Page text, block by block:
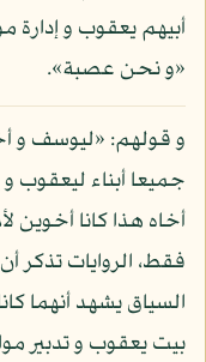
أبيهم يعقوب و إدارة
«و نحن عصبة».
و قولهم: «ليوسف و
جميعا أبناء ليعقوب
أخاه هذا كانا أخوين
فقط، الروايات تذكر
السياق يشهد أنهما
بيت يعقوب و تدبير